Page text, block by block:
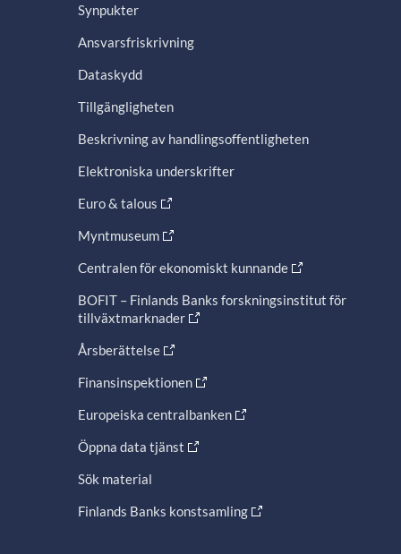
Synpukter
Ansvarsfriskrivning
Dataskydd
Tillgängligheten
Beskrivning av handlingsoffentligheten
Elektroniska underskrifter
Euro & talous
Myntmuseum
Centralen för ekonomiskt kunnande
BOFIT – Finlands Banks forskningsinstitut för
tillväxtmarknader
Årsberättelse
Finansinspektionen
Europeiska centralbanken
Öppna data tjänst
Sök material
Finlands Banks konstsamling